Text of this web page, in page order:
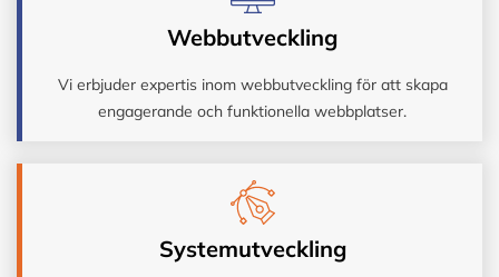
Webbutveckling
Vi erbjuder expertis inom webbutveckling för att skapa
engagerande och funktionella webbplatser.
Systemutveckling